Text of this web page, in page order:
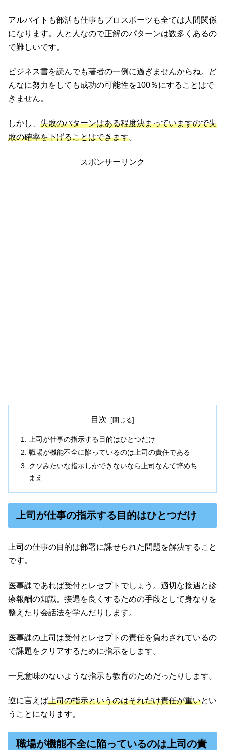
アルバイトも部活も仕事もプロスポーツも全ては人間関係
になります。人と人なので正解のパターンは数多くあるの
で難しいです。
ビジネス書を読んでも著者の一例に過ぎませんからね。ど
んなに努力をしても成功の可能性を100％にすることはで
きません。
しかし、 失敗のパターンはある程度決まっていますので失
敗の確率を下げることはできます。
スポンサーリンク
目次
上司が仕事の指示する目的はひとつだけ
職場が機能不全に陥っているのは上司の責任である
クソみたいな指示しかできないなら上司なんて辞めち
まえ
上司が仕事の指示する目的はひとつだけ
上司の仕事の目的は部署に課せられた問題を解決すること
です。
医事課であれば受付とレセプトでしょう。適切な接遇と診
療報酬の知識。接遇を良くするための手段として身なりを
整えたり会話法を学んだりします。
医事課の上司は受付とレセプトの責任を負わされているの
で課題をクリアするために指示をします。
一見意味のないような指示も教育のためだったりします。
逆に言えば上司の指示というのはそれだけ責任が重いとい
うことになります。
職場が機能不全に陥っているのは上司の責